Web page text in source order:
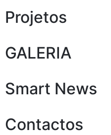
Projetos
GALERIA
Smart News
Contactos